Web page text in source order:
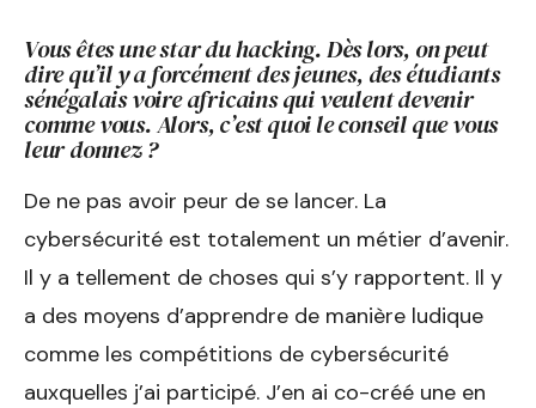
Vous êtes une star du hacking. Dès lors, on peut
dire qu’il y a forcément des jeunes, des étudiants
sénégalais voire africains qui veulent devenir
comme vous. Alors, c’est quoi le conseil que vous
leur donnez ?
De ne pas avoir peur de se lancer. La
cybersécurité est totalement un métier d’avenir.
Il y a tellement de choses qui s’y rapportent. Il y
a des moyens d’apprendre de manière ludique
comme les compétitions de cybersécurité
auxquelles j’ai participé. J’en ai co-créé une en